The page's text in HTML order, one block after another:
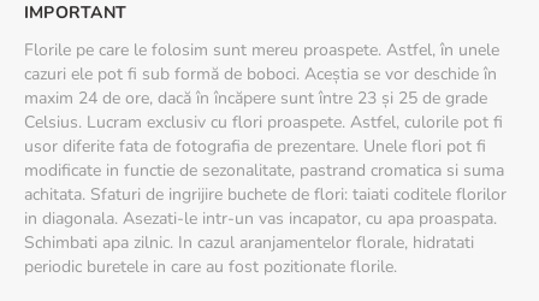
IMPORTANT
Florile pe care le folosim sunt mereu proaspete. Astfel, în unele
cazuri ele pot fi sub formă de boboci. Aceștia se vor deschide în
maxim 24 de ore, dacă în încăpere sunt între 23 și 25 de grade
Celsius. Lucram exclusiv cu flori proaspete. Astfel, culorile pot fi
usor diferite fata de fotografia de prezentare. Unele flori pot fi
modificate in functie de sezonalitate, pastrand cromatica si suma
achitata. Sfaturi de ingrijire buchete de flori: taiati coditele florilor
in diagonala. Asezati-le intr-un vas incapator, cu apa proaspata.
Schimbati apa zilnic. In cazul aranjamentelor florale, hidratati
periodic buretele in care au fost pozitionate florile.